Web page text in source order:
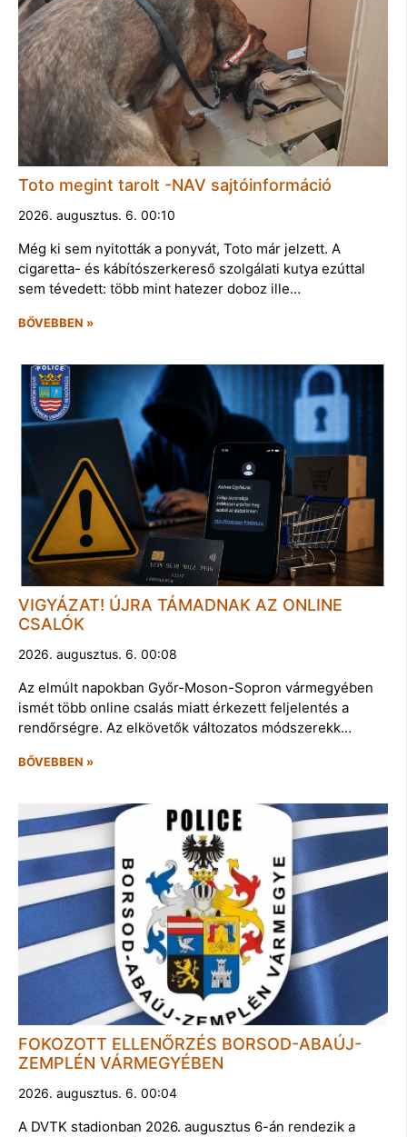
Toto megint tarolt -NAV sajtóinformáció
2026. augusztus. 6. 00:10
Még ki sem nyitották a ponyvát, Toto már jelzett. A
cigaretta- és kábítószerkereső szolgálati kutya ezúttal
sem tévedett: több mint hatezer doboz ille…
BŐVEBBEN »
VIGYÁZAT! ÚJRA TÁMADNAK AZ ONLINE
CSALÓK
2026. augusztus. 6. 00:08
Az elmúlt napokban Győr-Moson-Sopron vármegyében
ismét több online csalás miatt érkezett feljelentés a
rendőrségre. Az elkövetők változatos módszerekk…
BŐVEBBEN »
FOKOZOTT ELLENŐRZÉS BORSOD-ABAÚJ-
ZEMPLÉN VÁRMEGYÉBEN
2026. augusztus. 6. 00:04
A DVTK stadionban 2026. augusztus 6-án rendezik a